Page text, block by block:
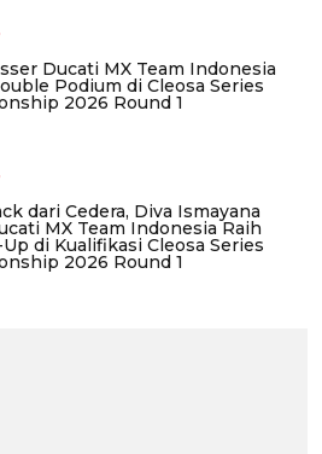
Ducati MX Team Indonesia
Podium di Cleosa Series
2026 Round 1
dari Cedera, Diva Ismayana
MX Team Indonesia Raih
di Kualifikasi Cleosa Series
2026 Round 1